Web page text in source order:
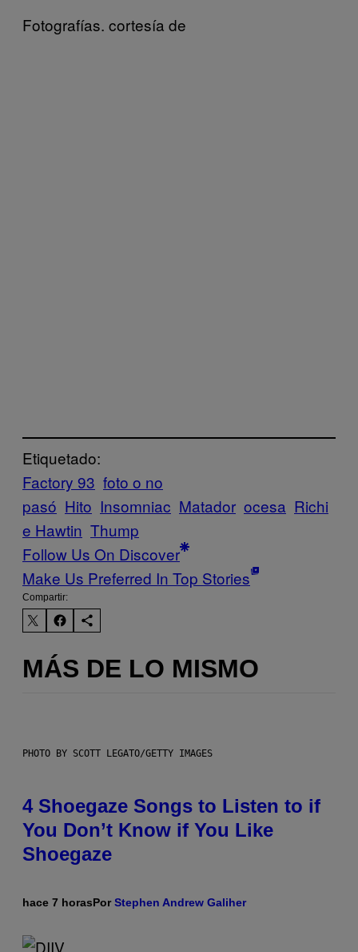
Fotografías. cortesía de
Etiquetado:
Factory 93 foto o no
pasó Hito Insomniac Matador ocesa Richi
e Hawtin Thump
Follow Us On Discover
Make Us Preferred In Top Stories
Compartir:
MÁS DE LO MISMO
PHOTO BY SCOTT LEGATO/GETTY IMAGES
4 Shoegaze Songs to Listen to if
You Don’t Know if You Like
Shoegaze
hace 7 horasPorStephen Andrew Galiher